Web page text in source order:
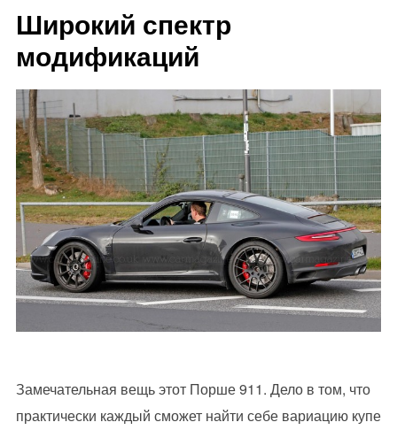
Широкий спектр
модификаций
Замечательная вещь этот Порше 911. Дело в том, что
практически каждый сможет найти себе вариацию купе